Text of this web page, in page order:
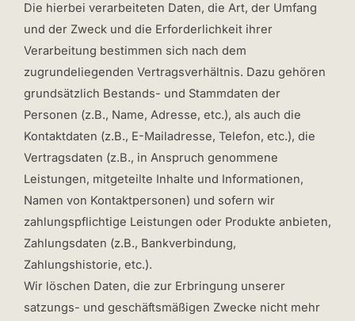
Die hierbei verarbeiteten Daten, die Art, der Umfang
und der Zweck und die Erforderlichkeit ihrer
Verarbeitung bestimmen sich nach dem
zugrundeliegenden Vertragsverhältnis. Dazu gehören
grundsätzlich Bestands- und Stammdaten der
Personen (z.B., Name, Adresse, etc.), als auch die
Kontaktdaten (z.B., E-Mailadresse, Telefon, etc.), die
Vertragsdaten (z.B., in Anspruch genommene
Leistungen, mitgeteilte Inhalte und Informationen,
Namen von Kontaktpersonen) und sofern wir
zahlungspflichtige Leistungen oder Produkte anbieten,
Zahlungsdaten (z.B., Bankverbindung,
Zahlungshistorie, etc.).
Wir löschen Daten, die zur Erbringung unserer
satzungs- und geschäftsmäßigen Zwecke nicht mehr